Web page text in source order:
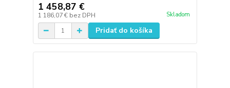
1 458,87 €
1 186,07 € bez DPH Skladom
Pridať do košíka